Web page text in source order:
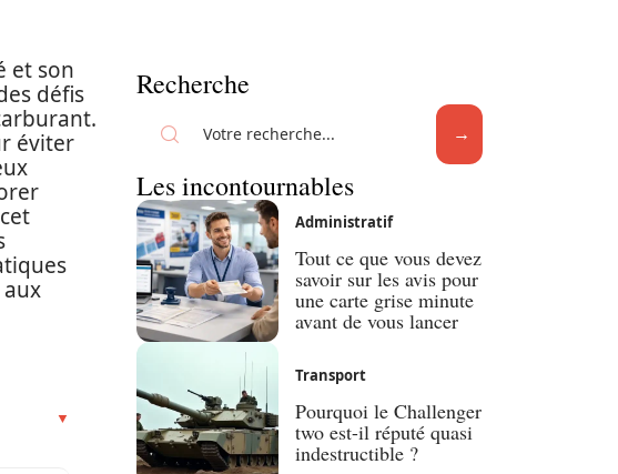
et son
défis
éviter
Recherche
Les incontournables
Administratif
Tout ce que vous devez
savoir sur les avis pour
une carte grise minute
avant de vous lancer
Transport
Pourquoi le Challenger
two est-il réputé quasi
indestructible ?